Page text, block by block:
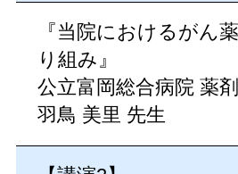
『当院におけるがん
り組み』
公立富岡総合病院 薬
羽鳥 美里 先生